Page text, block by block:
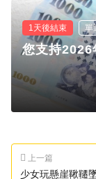
1天後結束 單
您支持2026
上一篇
少女玩懸崖鞦韆